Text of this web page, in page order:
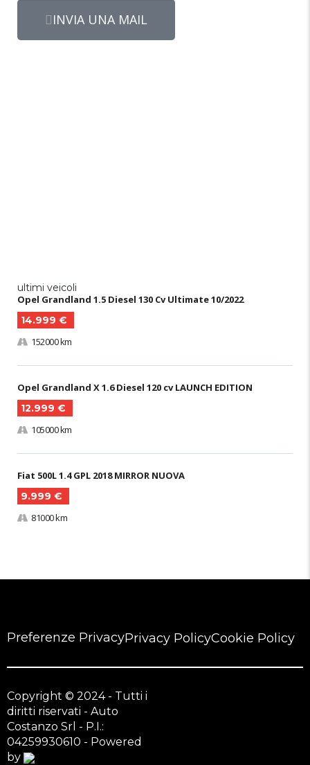
INVIA UNA MAIL
ultimi veicoli
Opel Grandland 1.5 Diesel 130 Cv Ultimate 10/2022
14.999 €
152000 km
Opel Grandland X 1.6 Diesel 120 cv LAUNCH EDITION
12.999 €
105000 km
Fiat 500L 1.4 GPL 2018 MIRROR NUOVA
9.999 €
81000 km
Preferenze PrivacyPrivacy PolicyCookie Policy
Copyright © 2024 - Tutti i
diritti riservati - Auto
Costanzo Srl - P.I.:
04259930610 - Powered
by